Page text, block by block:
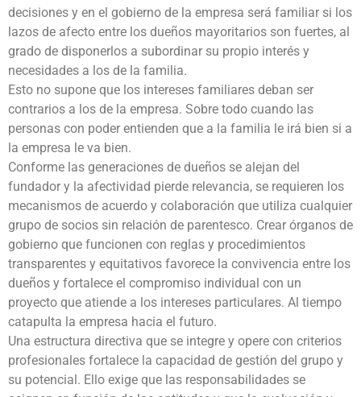
decisiones y en el gobierno de la empresa será familiar si los
lazos de afecto entre los dueños mayoritarios son fuertes, al
grado de disponerlos a subordinar su propio interés y
necesidades a los de la familia.
Esto no supone que los intereses familiares deban ser
contrarios a los de la empresa. Sobre todo cuando las
personas con poder entienden que a la familia le irá bien si a
la empresa le va bien.
Conforme las generaciones de dueños se alejan del
fundador y la afectividad pierde relevancia, se requieren los
mecanismos de acuerdo y colaboración que utiliza cualquier
grupo de socios sin relación de parentesco. Crear órganos de
gobierno que funcionen con reglas y procedimientos
transparentes y equitativos favorece la convivencia entre los
dueños y fortalece el compromiso individual con un
proyecto que atiende a los intereses particulares. Al tiempo
catapulta la empresa hacia el futuro.
Una estructura directiva que se integre y opere con criterios
profesionales fortalece la capacidad de gestión del grupo y
su potencial. Ello exige que las responsabilidades se